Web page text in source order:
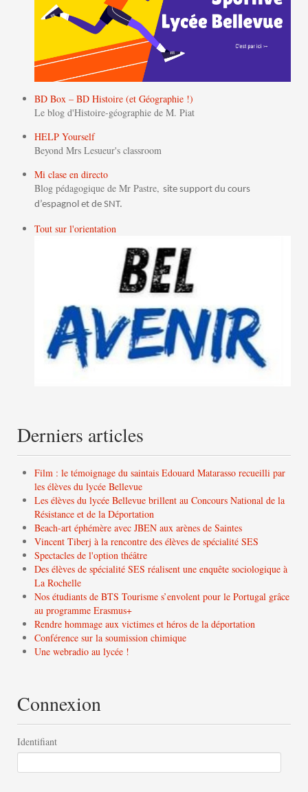
BD Box – BD Histoire (et Géographie !)
Le blog d'Histoire-géographie de M. Piat
HELP Yourself
Beyond Mrs Lesueur's classroom
Mi clase en directo
Blog pédagogique de Mr Pastre, site support du cours
d’espagnol et de SNT.
Tout sur l'orientation
Derniers articles
Film : le témoignage du saintais Edouard Matarasso recueilli par
les élèves du lycée Bellevue
Les élèves du lycée Bellevue brillent au Concours National de la
Résistance et de la Déportation
Beach-art éphémère avec JBEN aux arènes de Saintes
Vincent Tiberj à la rencontre des élèves de spécialité SES
Spectacles de l'option théâtre
Des élèves de spécialité SES réalisent une enquête sociologique à
La Rochelle
Nos étudiants de BTS Tourisme s’envolent pour le Portugal grâce
au programme Erasmus+
Rendre hommage aux victimes et héros de la déportation
Conférence sur la soumission chimique
Une webradio au lycée !
Connexion
Identifiant